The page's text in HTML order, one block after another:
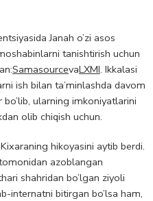
Janah o’zi asos
tanishtirish uchun
SamasourcevaLXMI. Ikkalasi
ish bilan ta’minlashda davom
ularning imkoniyatlarini
olib chiqish uchun.
hikoyasini aytib berdi.
azoblangan
shahridan bo’lgan ziyoli
internatni bitirgan bo’lsa ham,